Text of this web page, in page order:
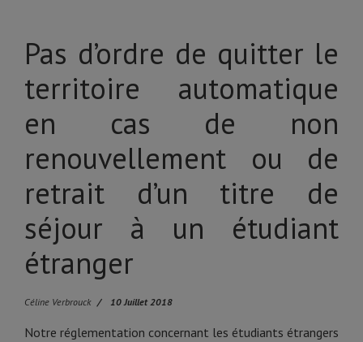
Pas d’ordre de quitter le
territoire automatique
en cas de non
renouvellement ou de
retrait d’un titre de
séjour à un étudiant
étranger
Céline Verbrouck 10 Juillet 2018
Notre réglementation concernant les étudiants étrangers